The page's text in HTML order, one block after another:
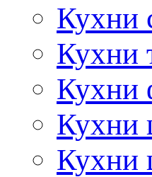
Кухни
Кухни
Кухни
Кухни
Кухни